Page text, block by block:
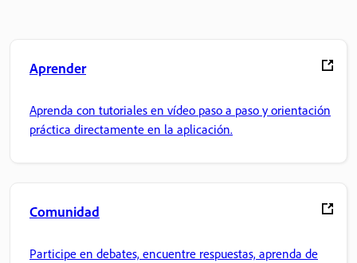
Aprender
Aprenda con tutoriales en vídeo paso a paso y orientación
práctica directamente en la aplicación.
Comunidad
Participe en debates, encuentre respuestas, aprenda de